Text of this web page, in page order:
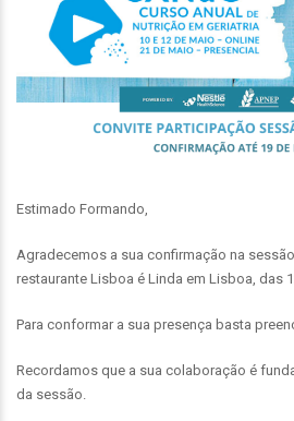
Estimado Formando,
Agradecemos a sua confirmação na
restaurante Lisboa é Linda em Lisboa, das
Para conformar a sua presença basta
Recordamos que a sua colaboração é
da sessão.